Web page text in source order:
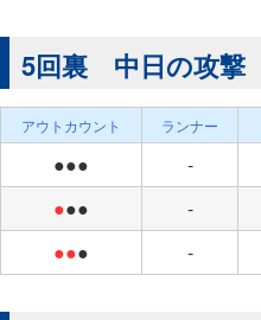
5回裏 中日の攻撃
アウトカウント ランナー
●●● -
●●● -
●●● -